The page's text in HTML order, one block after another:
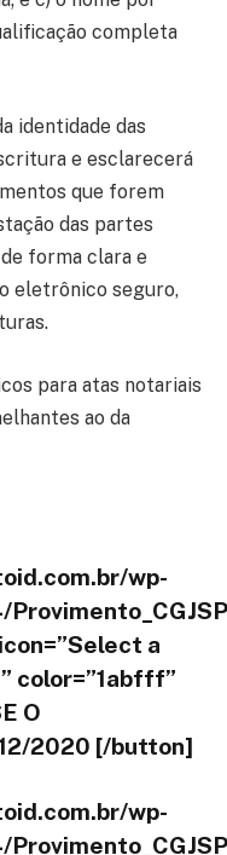
completa
identidade das
e esclarecerá
que forem
das partes
forma clara e
eletrônico seguro,
para atas notariais
ao da
wp-
a
color=”1abfff”
O
12/2020 [/button]
wp-